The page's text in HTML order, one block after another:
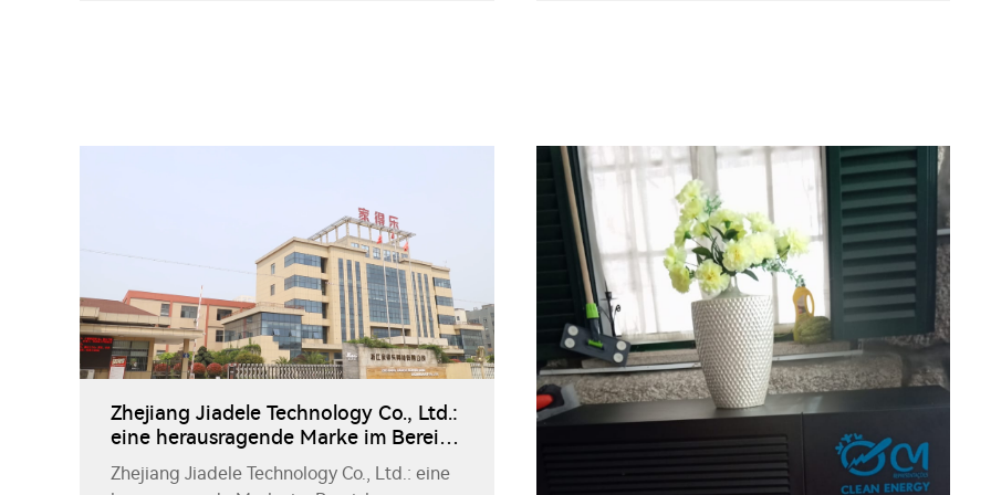
Reiseerforschungen verbindet, was der
Zusammenarbeit zwischen chinesischen
und koreanischen Unternehmen eine starke
Note hinzufügt.
Zhejiang Jiadele Technology Co., Ltd.:
eine herausragende Marke im Bereich
Heißwasser und Heizung
Zhejiang Jiadele Technology Co., Ltd.: eine